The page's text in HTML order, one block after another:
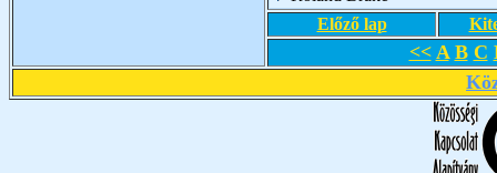
Előző lap
<< A B C